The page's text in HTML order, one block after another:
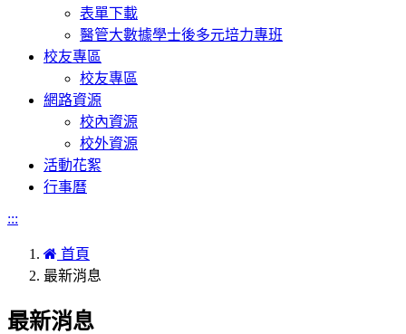
表單下載
醫管大數據學士後多元培力專班
校友專區
校友專區
網路資源
校內資源
校外資源
活動花絮
行事曆
:::
首頁
最新消息
最新消息